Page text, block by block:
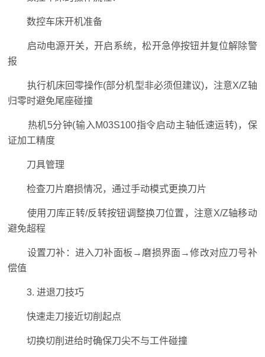
数控车床开机准备
启动电源开关，开启系统，松开急停按钮并复位解除警
报
执行机床回零操作(部分机型非必须但建议)，注意X/Z轴
归零时避免尾座碰撞
热机5分钟(输入M03S100指令启动主轴低速运转)，保
证加工精度
刀具管理
检查刀片磨损情况，通过手动模式更换刀片
使用刀库正转/反转按钮调整换刀位置，注意X/Z轴移动
避免超程
设置刀补：进入刀补面板→磨损界面→修改对应刀号补
偿值
3. 进退刀技巧
快速走刀接近切削起点
切换切削进给时确保刀尖不与工件碰撞